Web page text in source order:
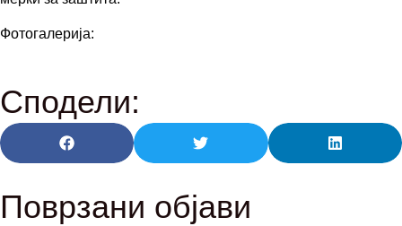
Фотогалерија:
Сподели:
Поврзани објави